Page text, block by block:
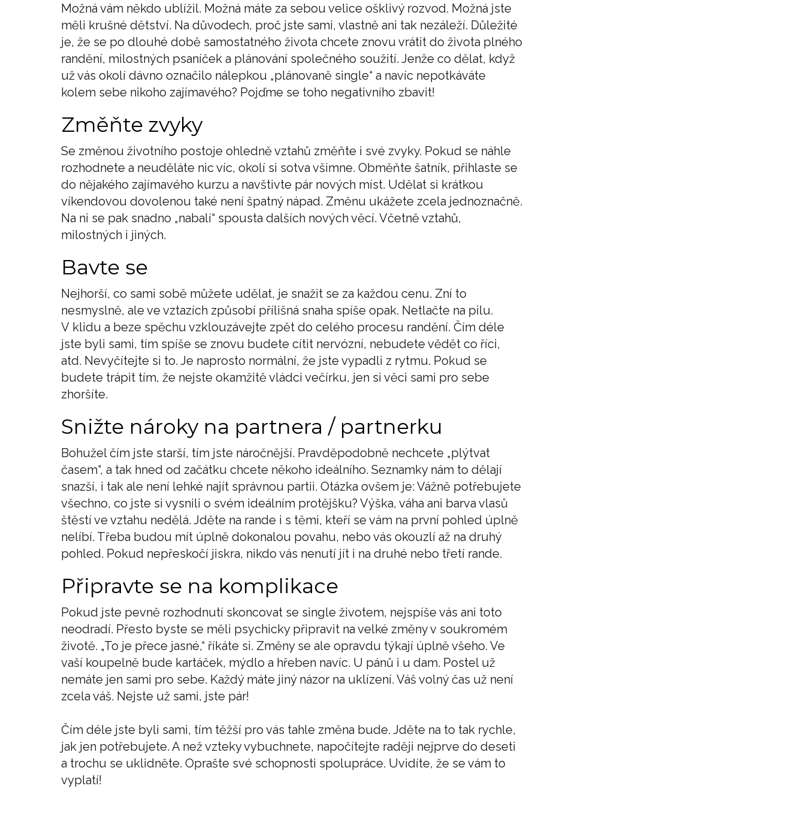
Možná vám někdo ublížil. Možná máte za sebou velice ošklivý rozvod. Možná jste
měli krušné dětství. Na důvodech, proč jste sami, vlastně ani tak nezáleží. Důležité
je, že se po dlouhé době samostatného života chcete znovu vrátit do života plného
randění, milostných psaníček a plánování společného soužití. Jenže co dělat, když
už vás okolí dávno označilo nálepkou „plánovaně single“ a navíc nepotkáváte
kolem sebe nikoho zajímavého? Pojďme se toho negativního zbavit!
Změňte zvyky
Se změnou životního postoje ohledně vztahů změňte i své zvyky. Pokud se náhle
rozhodnete a neuděláte nic víc, okolí si sotva všimne. Obměňte šatník, přihlaste se
do nějakého zajímavého kurzu a navštivte pár nových míst. Udělat si krátkou
víkendovou dovolenou také není špatný nápad. Změnu ukážete zcela jednoznačně.
Na ni se pak snadno „nabalí“ spousta dalších nových věcí. Včetně vztahů,
milostných i jiných.
Bavte se
Nejhorší, co sami sobě můžete udělat, je snažit se za každou cenu. Zní to
nesmyslně, ale ve vztazích způsobí přílišná snaha spíše opak. Netlačte na pilu.
V klidu a beze spěchu vzklouzávejte zpět do celého procesu randění. Čím déle
jste byli sami, tím spíše se znovu budete cítit nervózní, nebudete vědět co říci,
atd. Nevyčítejte si to. Je naprosto normální, že jste vypadli z rytmu. Pokud se
budete trápit tím, že nejste okamžitě vládci večírku, jen si věci sami pro sebe
zhoršíte.
Snižte nároky na partnera / partnerku
Bohužel čím jste starší, tím jste náročnější. Pravděpodobně nechcete „plýtvat
časem“, a tak hned od začátku chcete někoho ideálního. Seznamky nám to dělají
snazší, i tak ale není lehké najít správnou partii. Otázka ovšem je: Vážně potřebujete
všechno, co jste si vysnili o svém ideálním protějšku? Výška, váha ani barva vlasů
štěstí ve vztahu nedělá. Jděte na rande i s těmi, kteří se vám na první pohled úplně
nelíbí. Třeba budou mít úplně dokonalou povahu, nebo vás okouzlí až na druhý
pohled. Pokud nepřeskočí jiskra, nikdo vás nenutí jít i na druhé nebo třetí rande.
Připravte se na komplikace
Pokud jste pevně rozhodnutí skoncovat se single životem, nejspíše vás ani toto
neodradí. Přesto byste se měli psychicky připravit na velké změny v soukromém
životě. „To je přece jasné,“ říkáte si. Změny se ale opravdu týkají úplně všeho. Ve
vaší koupelně bude kartáček, mýdlo a hřeben navíc. U pánů i u dam. Postel už
nemáte jen sami pro sebe. Každý máte jiný názor na uklízení. Váš volný čas už není
zcela váš. Nejste už sami, jste pár!
Čím déle jste byli sami, tím těžší pro vás tahle změna bude. Jděte na to tak rychle,
jak jen potřebujete. A než vzteky vybuchnete, napočítejte raději nejprve do deseti
a trochu se uklidněte. Oprašte své schopnosti spolupráce. Uvidíte, že se vám to
vyplatí!